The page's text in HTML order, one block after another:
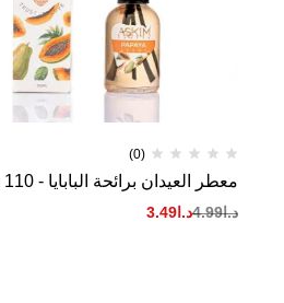
(0)
معطر العيدان برائحة البابايا - 110 مل
د.ا4.99د.ا3.49